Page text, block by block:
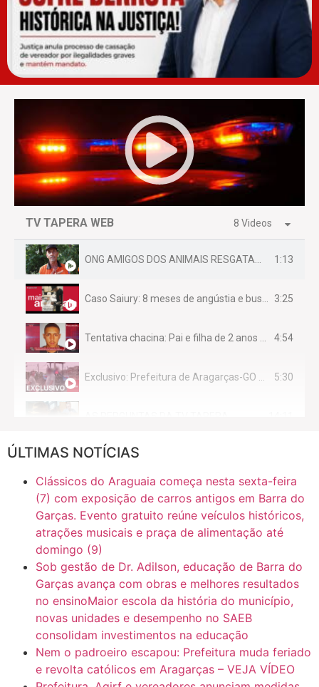
TV TAPERA WEB 8 Videos
ONG AMIGOS DOS ANIMAIS RESGATAM EMA FERIDA NA BR 070 1:13
Caso Saiury: 8 meses de angústia e busca por justiça 3:25
Tentativa chacina: Pai e filha de 2 anos assassinados em casa enquanto dormiam 4:54
Exclusivo: Prefeitura de Aragarças-GO sob suspeita de desviar maquinário público para uso privado. 5:30
CASO SAIURY - SEM CORTES
Mini Ginásio de Aragarças- Só a bo$ta 6:31
ARAGARÇAS: Uma das obras que não tem prioridade 7:10
ÚLTIMAS NOTÍCIAS
Clássicos do Araguaia começa nesta sexta-feira
(7) com exposição de carros antigos em Barra do
Garças. Evento gratuito reúne veículos históricos,
atrações musicais e praça de alimentação até
domingo (9)
Sob gestão de Dr. Adilson, educação de Barra do
Garças avança com obras e melhores resultados
no ensinoMaior escola da história do município,
novas unidades e desempenho no SAEB
consolidam investimentos na educação
Nem o padroeiro escapou: Prefeitura muda feriado
e revolta católicos em Aragarças – VEJA VÍDEO